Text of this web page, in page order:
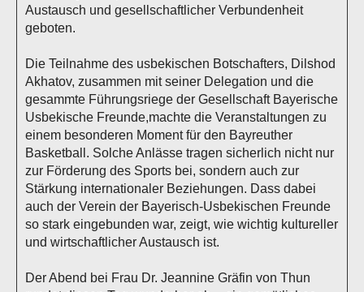
Austausch und gesellschaftlicher Verbundenheit
geboten.
Die Teilnahme des usbekischen Botschafters, Dilshod
Akhatov, zusammen mit seiner Delegation und die
gesammte Führungsriege der Gesellschaft Bayerische
Usbekische Freunde,machte die Veranstaltungen zu
einem besonderen Moment für den Bayreuther
Basketball. Solche Anlässe tragen sicherlich nicht nur
zur Förderung des Sports bei, sondern auch zur
Stärkung internationaler Beziehungen. Dass dabei
auch der Verein der Bayerisch-Usbekischen Freunde
so stark eingebunden war, zeigt, wie wichtig kultureller
und wirtschaftlicher Austausch ist.
Der Abend bei Frau Dr. Jeannine Gräfin von Thun